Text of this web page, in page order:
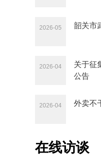
2026-05 韶关市
2026-04
关于征
公告
2026-04 外卖不
在线访谈